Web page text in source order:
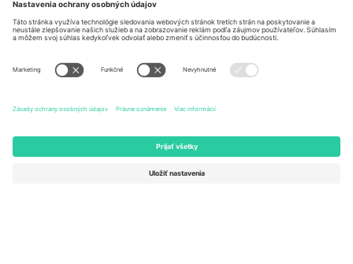
Unter den Linden 24, 10117
167 City Road, London, Greater
Kingdom
United States
Newark, Delaware 19713, United
States
Switzerland
Engelberg, Switzerland